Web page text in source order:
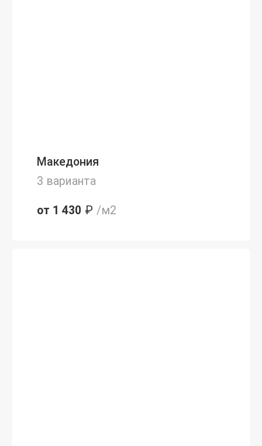
Македония
3 варианта
от 1 430 ₽ /м2